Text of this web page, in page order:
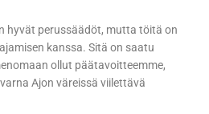
hyvät perussäädöt, mutta töitä on
kanssa. Sitä on saatu
ollut päätavoitteemme,
Ajon väreissä viilettävä